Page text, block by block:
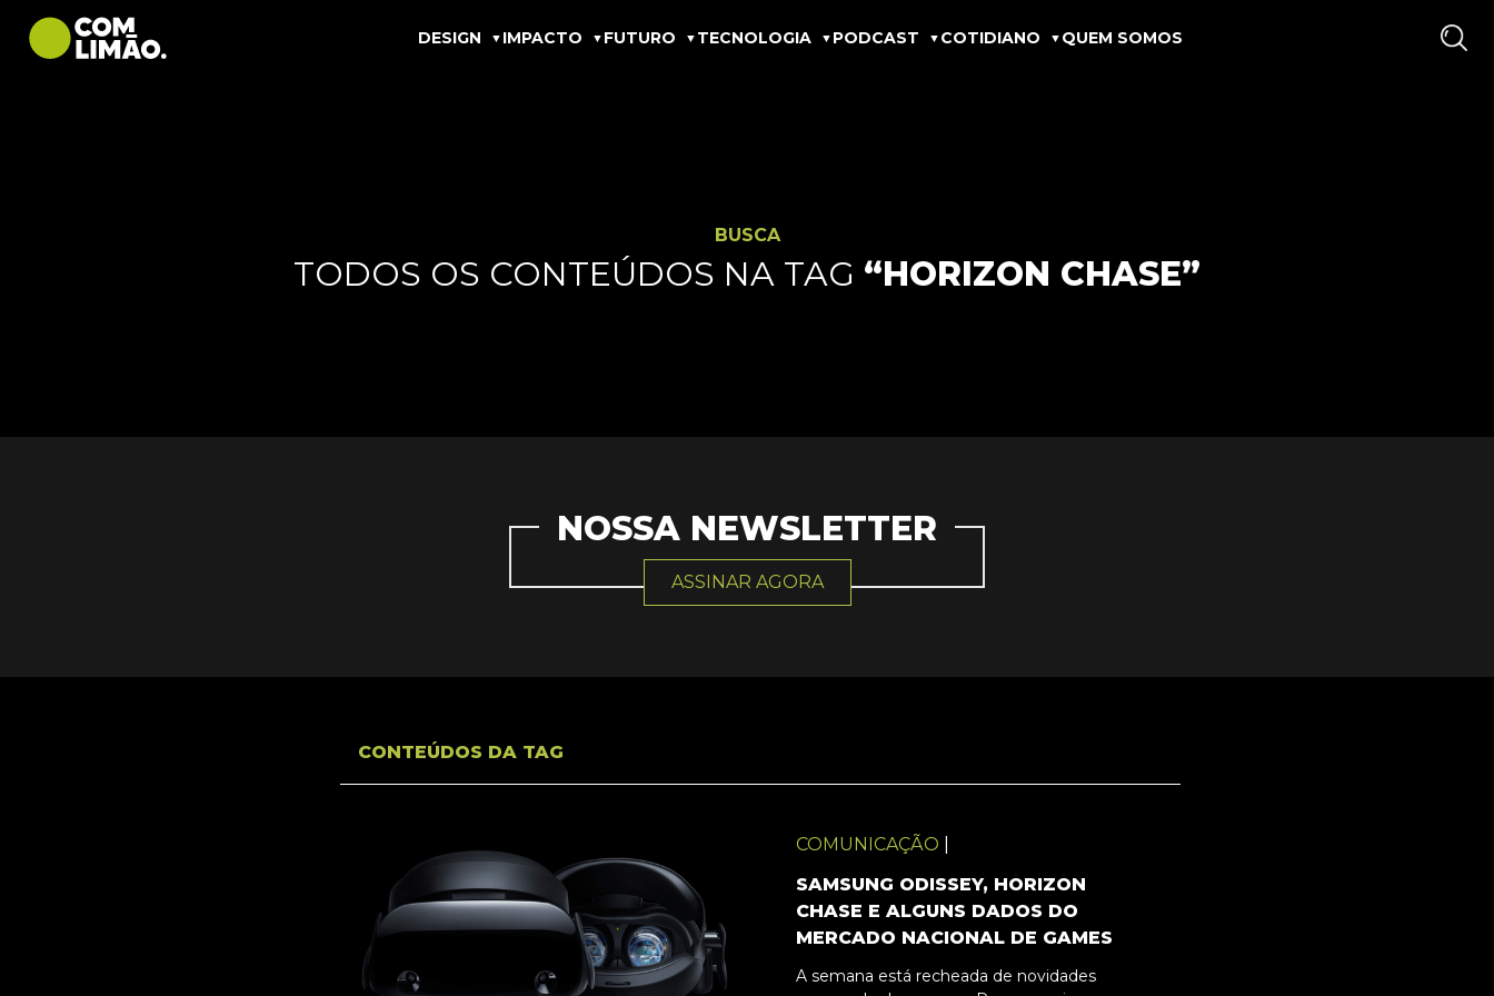
DESIGN IMPACTO FUTURO TECNOLOGIA PODCAST COTIDIANO QUEM SOMOS
BUSCA
TODOS OS CONTEÚDOS NA TAG “HORIZON CHASE”
NOSSA NEWSLETTER
ASSINAR AGORA
CONTEÚDOS DA TAG
COMUNICAÇÃO
SAMSUNG ODISSEY, HORIZON
CHASE E ALGUNS DADOS DO
MERCADO NACIONAL DE GAMES
A semana está recheada de novidades